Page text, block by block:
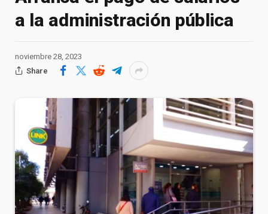
a la administración pública
noviembre 28, 2023
Share